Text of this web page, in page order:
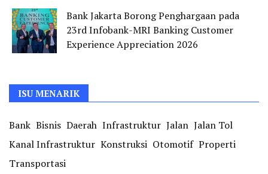
Bank Jakarta Borong Penghargaan pada
23rd Infobank-MRI Banking Customer
Experience Appreciation 2026
ISU MENARIK
Bank Bisnis Daerah Infrastruktur Jalan Jalan Tol
Kanal Infrastruktur Konstruksi Otomotif Properti
Transportasi